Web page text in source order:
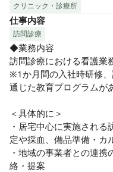
★未経験でも安心のフォ
90％以上の方が、訪問診
持ちを経験してきた仲間
り寄り添い、みんなで課
なチームです！入職後は
教育・サポート体制をご
問、さらに外出先からで
クリニック・診療所
仕事内容
訪問診療
◆業務内容
訪問診療における看護業
※1か月間の入社時研修
通じた教育プログラムが
＜具体的に＞
・居宅中心に実施され
定や採血、備品準備・カ
・地域の事業者との連
絡・提案